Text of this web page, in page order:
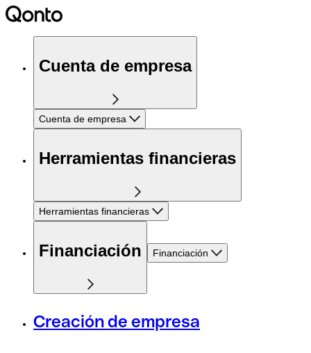
Cuenta de empresa
Cuenta de empresa
Herramientas financieras
Herramientas financieras
Financiación Financiación
Creación de empresa